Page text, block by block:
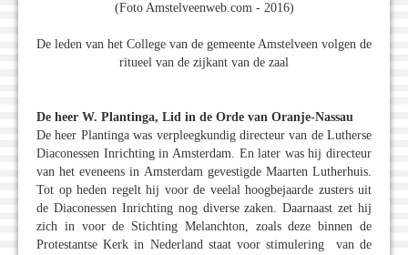
(Foto Amstelveenweb.com - 2016)
De leden van het College van de gemeente Amstelveen volgen de
ritueel van de zijkant van de zaal
De heer W. Plantinga, Lid in de Orde van Oranje-Nassau
De heer Plantinga was verpleegkundig directeur van de Lutherse
Diaconessen Inrichting in Amsterdam. En later was hij directeur
van het eveneens in Amsterdam gevestigde Maarten Lutherhuis.
Tot op heden regelt hij voor de veelal hoogbejaarde zusters uit
de Diaconessen Inrichting nog diverse zaken. Daarnaast zet hij
zich in voor de Stichting Melanchton, zoals deze binnen de
Protestantse Kerk in Nederland staat voor stimulering van de